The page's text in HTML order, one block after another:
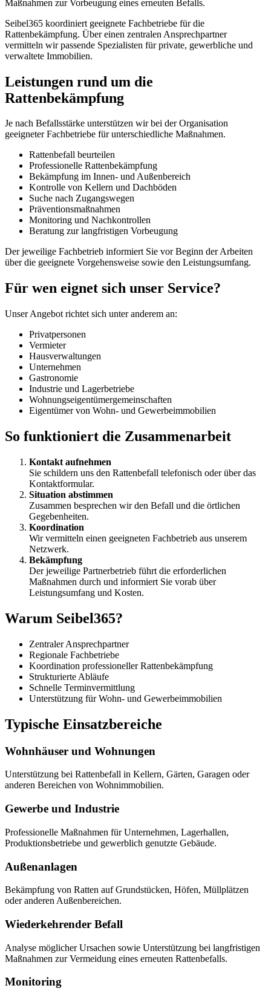
Maßnahmen zur Vorbeugung eines erneuten Befalls.
Seibel365 koordiniert geeignete Fachbetriebe für die
Rattenbekämpfung. Über einen zentralen Ansprechpartner
vermitteln wir passende Spezialisten für private, gewerbliche und
verwaltete Immobilien.
Leistungen rund um die
Rattenbekämpfung
Je nach Befallsstärke unterstützen wir bei der Organisation
geeigneter Fachbetriebe für unterschiedliche Maßnahmen.
Rattenbefall beurteilen
Professionelle Rattenbekämpfung
Bekämpfung im Innen- und Außenbereich
Kontrolle von Kellern und Dachböden
Suche nach Zugangswegen
Präventionsmaßnahmen
Monitoring und Nachkontrollen
Beratung zur langfristigen Vorbeugung
Der jeweilige Fachbetrieb informiert Sie vor Beginn der Arbeiten
über die geeignete Vorgehensweise sowie den Leistungsumfang.
Für wen eignet sich unser Service?
Unser Angebot richtet sich unter anderem an:
Privatpersonen
Vermieter
Hausverwaltungen
Unternehmen
Gastronomie
Industrie und Lagerbetriebe
Wohnungseigentümergemeinschaften
Eigentümer von Wohn- und Gewerbeimmobilien
So funktioniert die Zusammenarbeit
Kontakt aufnehmen
Sie schildern uns den Rattenbefall telefonisch oder über das
Kontaktformular.
Situation abstimmen
Zusammen besprechen wir den Befall und die örtlichen
Gegebenheiten.
Koordination
Wir vermitteln einen geeigneten Fachbetrieb aus unserem
Netzwerk.
Bekämpfung
Der jeweilige Partnerbetrieb führt die erforderlichen
Maßnahmen durch und informiert Sie vorab über
Leistungsumfang und Kosten.
Warum Seibel365?
Zentraler Ansprechpartner
Regionale Fachbetriebe
Koordination professioneller Rattenbekämpfung
Strukturierte Abläufe
Schnelle Terminvermittlung
Unterstützung für Wohn- und Gewerbeimmobilien
Typische Einsatzbereiche
Wohnhäuser und Wohnungen
Unterstützung bei Rattenbefall in Kellern, Gärten, Garagen oder
anderen Bereichen von Wohnimmobilien.
Gewerbe und Industrie
Professionelle Maßnahmen für Unternehmen, Lagerhallen,
Produktionsbetriebe und gewerblich genutzte Gebäude.
Außenanlagen
Bekämpfung von Ratten auf Grundstücken, Höfen, Müllplätzen
oder anderen Außenbereichen.
Wiederkehrender Befall
Analyse möglicher Ursachen sowie Unterstützung bei langfristigen
Maßnahmen zur Vermeidung eines erneuten Rattenbefalls.
Monitoring